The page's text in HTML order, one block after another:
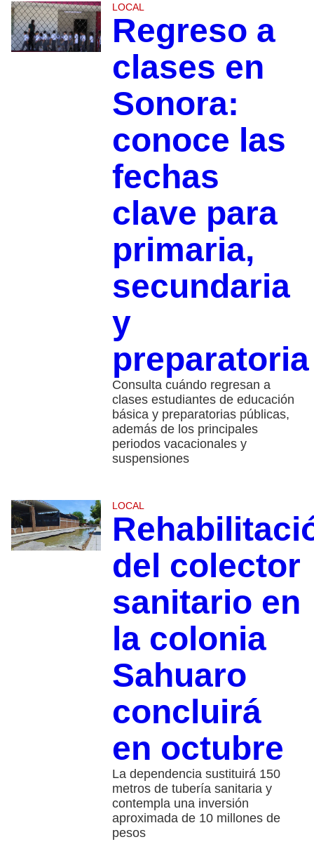
LOCAL
Regreso a
clases en
Sonora:
conoce las
fechas
clave para
primaria,
secundaria
y
preparatoria
Consulta cuándo regresan a
clases estudiantes de educación
básica y preparatorias públicas,
además de los principales
periodos vacacionales y
suspensiones
LOCAL
del colector
sanitario en
la colonia
Sahuaro
concluirá
en octubre
La dependencia sustituirá 150
metros de tubería sanitaria y
contempla una inversión
aproximada de 10 millones de
pesos